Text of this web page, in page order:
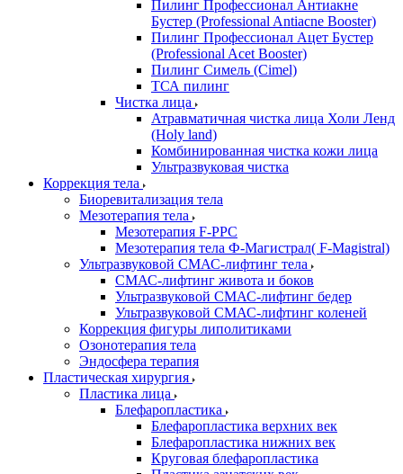
Пилинг Профессионал Антиакне
Бустер (Professional Antiacne Вooster)
Пилинг Профессионал Ацет Бустер
(Professional Acet Booster)
Пилинг Симель (Cimel)
ТСА пилинг
Чистка лица
Атравматичная чистка лица Холи Ленд
(Holy land)
Комбинированная чистка кожи лица
Ультразвуковая чистка
Коррекция тела
Биоревитализация тела
Мезотерапия тела
Мезотерапия F-PPC
Мезотерапия тела Ф-Магистрал( F-Magistral)
Ультразвуковой СМАС-лифтинг тела
СМАС-лифтинг живота и боков
Ультразвуковой СМАС-лифтинг бедер
Ультразвуковой СМАС-лифтинг коленей
Коррекция фигуры липолитиками
Озонотерапия тела
Эндосфера терапия
Пластическая хирургия
Пластика лица
Блефаропластика
Блефаропластика верхних век
Блефаропластика нижних век
Круговая блефаропластика